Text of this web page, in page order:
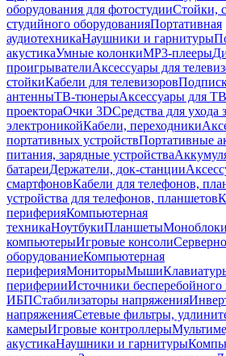
оборудования для фотостудииСтойки,
студийного оборудованияПортативная
аудиотехникаНаушники и гарнитуры
акустикаУмные колонкиMP3-плееры
проигрывателиАксессуары для
стойкиКабели для телевизоров
антенныТВ-тюнерыАксессуары для ТВ
проектораОчки 3DСредства для ухода
электроникойКабели, переходники
портативных устройствПортативные
питания, зарядные устройства
батареиДержатели, док-станции
смартфоновКабели для телефонов,
устройства для телефонов, планшетов
периферияКомпьютерная
техникаНоутбукиПланшетыМоноблоки
компьютерыИгровые консоли
оборудованиеКомпьютерная
периферияМониторыМыши
периферииИсточники бесперебойного
ИБПСтабилизаторы напряжения
напряженияСетевые фильтры,
камерыИгровые контроллеры
акустикаНаушники и гарнитуры